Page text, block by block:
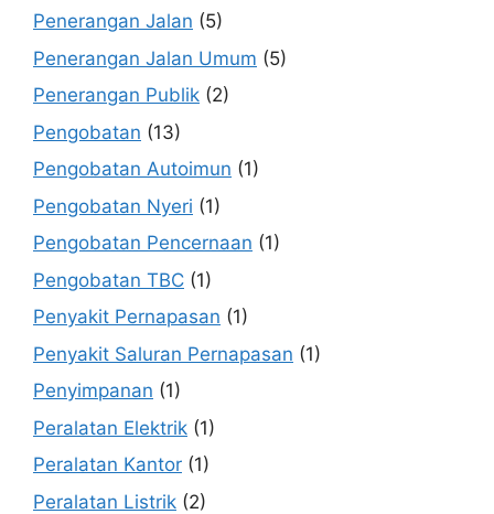
Penerangan Jalan (5)
Penerangan Jalan Umum (5)
Penerangan Publik (2)
Pengobatan (13)
Pengobatan Autoimun (1)
Pengobatan Nyeri (1)
Pengobatan Pencernaan (1)
Pengobatan TBC (1)
Penyakit Pernapasan (1)
Penyakit Saluran Pernapasan (1)
Penyimpanan (1)
Peralatan Elektrik (1)
Peralatan Kantor (1)
Peralatan Listrik (2)